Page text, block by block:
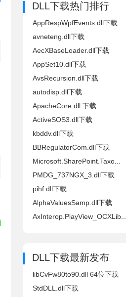
DLL下载热门排行
AppRespWpfEvents.dll下载
avneteng.dll下载
AecXBaseLoader.dll下载
AppSet10.dll下载
AvsRecursion.dll下载
autodisp.dll下载
ApacheCore.dll 下载
ActiveSOS3.dll下载
kbddv.dll下载
BBRegulatorCom.dll下载
Microsoft.SharePoint.Taxo...
PMDG_737NGX_3.dll下载
pihf.dll下载
AlphaValuesSamp.dll下载
AxInterop.PlayView_OCXLib...
DLL下载最新发布
libCvFw80to90.dll 64位下载
StdDLL.dll下载